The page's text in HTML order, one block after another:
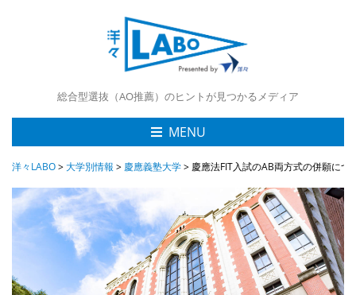
総合型選抜（AO推薦）のヒントが見つかるメディア
MENU
洋々LABO>大学別情報 > 慶應義塾大学> 慶應法FIT入試のAB両方式の併願につ